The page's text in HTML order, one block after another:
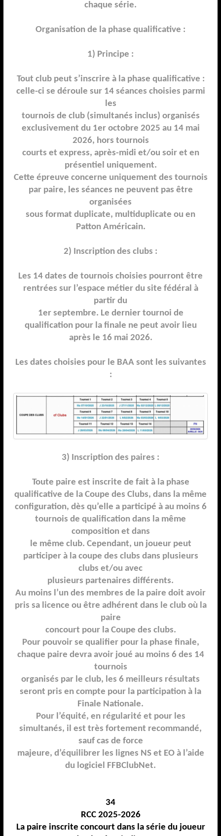
chaque série.
Organisation de la phase qualificative :
1) Principe :
Tout club peut s’inscrire à la phase qualificative :
celle-ci se déroule sur 14 séances choisies parmi
les
tournois de club (simultanés inclus) organisés
exclusivement du 1er octobre 2025 au 14 mai
2026, hors tournois
courts et express, après-midi et/ou soir et en
présentiel uniquement.
Cette épreuve concerne uniquement des tournois
par paire, les séances ne peuvent pas être
organisées
sous format duplicate, multiduplicate ou en
Patton Américain.
2) Inscription des clubs :
Les 14 dates de tournois choisies pourront être
rentrées sur l’espace métier du site fédéral à
partir du
1er septembre. Le dernier tournoi de
qualification pour la finale ne peut avoir lieu
après le 16 mai 2026.
Les dates choisies pour le BAA sont les suivantes
:
3) Inscription des paires :
Toute paire est inscrite de fait à la phase
qualificative de la Coupe des Clubs, dans la même
configuration, dès qu’elle a participé à au moins 6
tournois de qualification dans la même
composition et dans
le même club. Cependant, un joueur peut
participer à la coupe des clubs dans plusieurs
clubs et/ou avec
plusieurs partenaires différents.
Au moins l’un des membres de la paire doit avoir
pris sa licence ou être adhérent dans le club où la
paire
concourt pour la Coupe des clubs.
Pour pouvoir se qualifier pour la phase finale,
chaque paire devra avoir joué au moins 6 des 14
tournois
organisés par le club, les 6 meilleurs résultats
seront pris en compte pour la participation à la
Finale Nationale.
Pour l’équité, en régularité et pour les
simultanés, il est très fortement recommandé,
sauf cas de force
majeure, d’équilibrer les lignes NS et EO à l’aide
du logiciel FFBClubNet.
34
RCC 2025-2026
La paire inscrite concourt dans la série du joueur